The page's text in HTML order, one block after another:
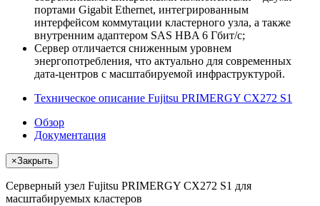
портами Gigabit Ethernet, интегрированным
интерфейсом коммутации кластерного узла, а также
внутренним адаптером SAS HBA 6 Гбит/с;
Сервер отличается сниженным уровнем
энергопотребления, что актуально для современных
дата-центров с масштабируемой инфраструктурой.
Техническое описание Fujitsu PRIMERGY CX272 S1
Обзор
Документация
×Закрыть
Серверный узел Fujitsu PRIMERGY CX272 S1 для
масштабируемых кластеров